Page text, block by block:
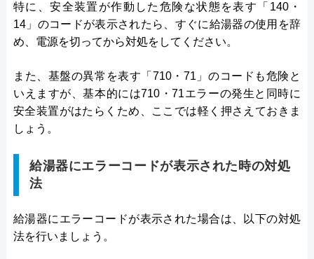
特に、安全装置が作動した危険な状態を表す「140・
14」のコードが表示されたら、すぐに給湯器の使用を辞
め、電源を切ってから対処をしてください。
また、基盤の異常を表す「710・71」のコードも危険と
いえますが、基本的には710・71エラーの発生と同時に
安全装置がはたらくため、ここでは軽く押さえておきま
しょう。
給湯器にエラーコードが表示された時の対処
法
給湯器にエラーコードが表示された場合は、以下の対処
法を行いましょう。